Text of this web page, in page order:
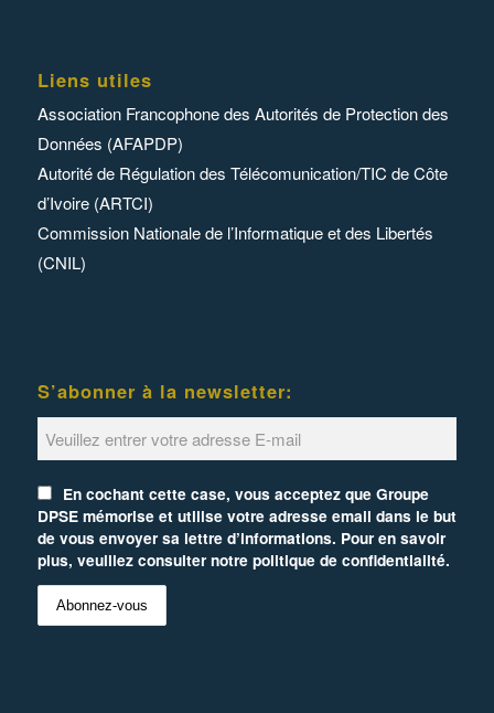
Liens utiles
Association Francophone des Autorités de Protection des
Données (AFAPDP)
Autorité de Régulation des Télécomunication/TIC de Côte
d’Ivoire (ARTCI)
Commission Nationale de l’Informatique et des Libertés
(CNIL)
S’abonner à la newsletter:
En cochant cette case, vous acceptez que Groupe
DPSE mémorise et utilise votre adresse email dans le but
de vous envoyer sa lettre d’informations. Pour en savoir
plus, veuillez consulter notre politique de confidentialité.